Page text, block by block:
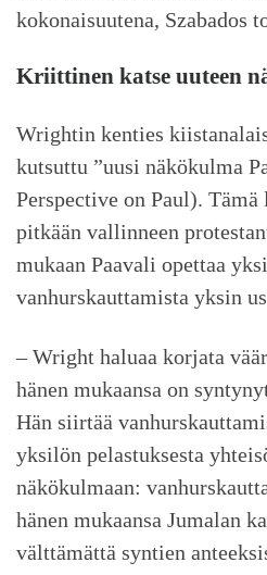
kokonaisuutena, Szabados
Kriittinen katse uuteen
Wrightin kenties
kutsuttu ”uusi näkökulma
Perspective on Paul). Tämä
pitkään vallinneen
mukaan Paavali opettaa
vanhurskauttamista yksin
– Wright haluaa korjata
hänen mukaansa on
Hän siirtää
yksilön pelastuksesta
näkökulmaan:
hänen mukaansa Jumalan
välttämättä syntien